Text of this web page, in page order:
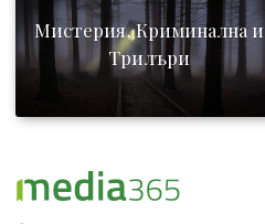
Мистерия, Криминална и
Трилъри